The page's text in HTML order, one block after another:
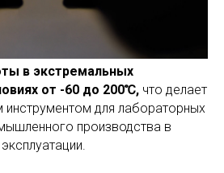
в экстремальных
от -60 до 200℃, что делает
инструментом для лабораторных
производства в